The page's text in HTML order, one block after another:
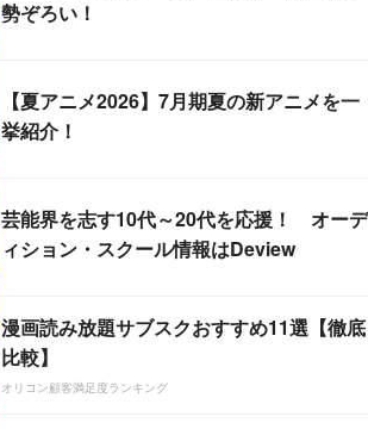
勢ぞろい！
【夏アニメ2026】7月期夏の新アニメを一
挙紹介！
芸能界を志す10代～20代を応援！ オーデ
ィション・スクール情報はDeview
漫画読み放題サブスクおすすめ11選【徹底
比較】
オリコン顧客満足度ランキング